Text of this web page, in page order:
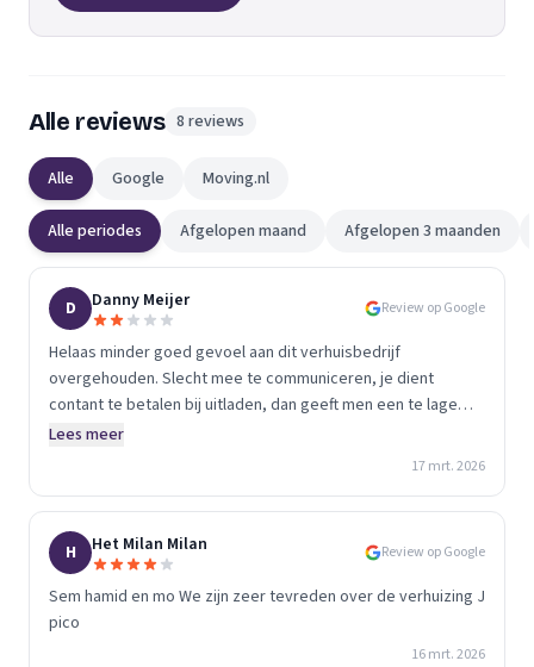
Alle reviews 8 reviews
Alle Google Moving.nl
Alle periodes Afgelopen maand Afgelopen 3 maanden
D Danny Meijer Review op Google
Helaas minder goed gevoel aan dit verhuisbedrijf
overgehouden. Slecht mee te communiceren, je dient
contant te betalen bij uitladen, dan geeft men een te lage
inschatting zodat je daarna direct ook nog eens extra uren
mag betalen! Dus let op wil je cheap en laag niveau huur ze
Lees meer
17 mrt. 2026
H Het Milan Milan Review op Google
Sem hamid en mo We zijn zeer tevreden over de verhuizing J
pico
16 mrt. 2026